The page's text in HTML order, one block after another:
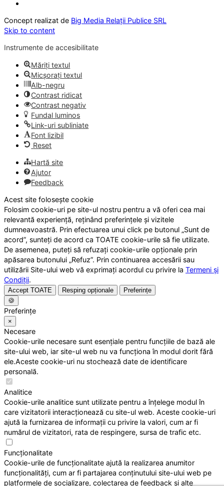
Concept realizat de Big Media Relații Publice SRL
Skip to content
Instrumente de accesibilitate
Măriți textul
Micșorați textul
Alb-negru
Contrast ridicat
Contrast negativ
Fundal luminos
Link-uri subliniate
Font lizibil
Reset
Hartă site
Ajutor
Feedback
Acest site folosește cookie
Folosim cookie-uri pe site-ul nostru pentru a vă oferi cea mai
relevantă experiență, reținând preferințele și vizitele
dumneavoastră. Prin efectuarea unui click pe butonul „Sunt de
acord”, sunteți de acord ca TOATE cookie-urile să fie utilizate.
De asemenea, puteți să refuzați cookie-urile opționale prin
apăsarea butonului „Refuz”. Prin continuarea accesării sau
utilizării Site-ului web vă exprimați acordul cu privire la Termeni și
Condiții.
Accept TOATE Resping opționale
Preferințe
🍪
Preferințe
×
Necesare
Cookie-urile necesare sunt esențiale pentru funcțiile de bază ale
site-ului web, iar site-ul web nu va funcționa în modul dorit fără
ele.Aceste cookie-uri nu stochează date de identificare
personală.
Analitice
Cookie-urile analitice sunt utilizate pentru a înțelege modul în
care vizitatorii interacționează cu site-ul web. Aceste cookie-uri
ajută la furnizarea de informații cu privire la valori, cum ar fi
numărul de vizitatori, rata de respingere, sursa de trafic etc.
Funcționalitate
Cookie-urile de funcționalitate ajută la realizarea anumitor
funcționalități, cum ar fi partajarea conținutului site-ului web pe
platformele de socializare, colectarea de feedback și alte